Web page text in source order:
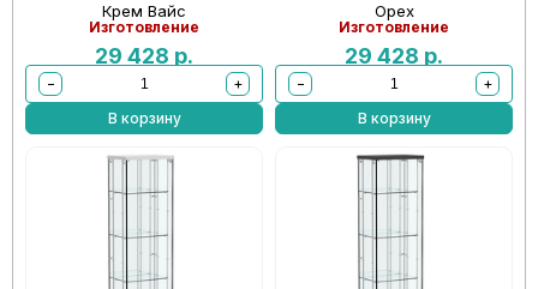
Крем Вайс
Изготовление
29 428 р.
−
+
В корзину
Орех
Изготовление
29 428 р.
−
+
В корзину